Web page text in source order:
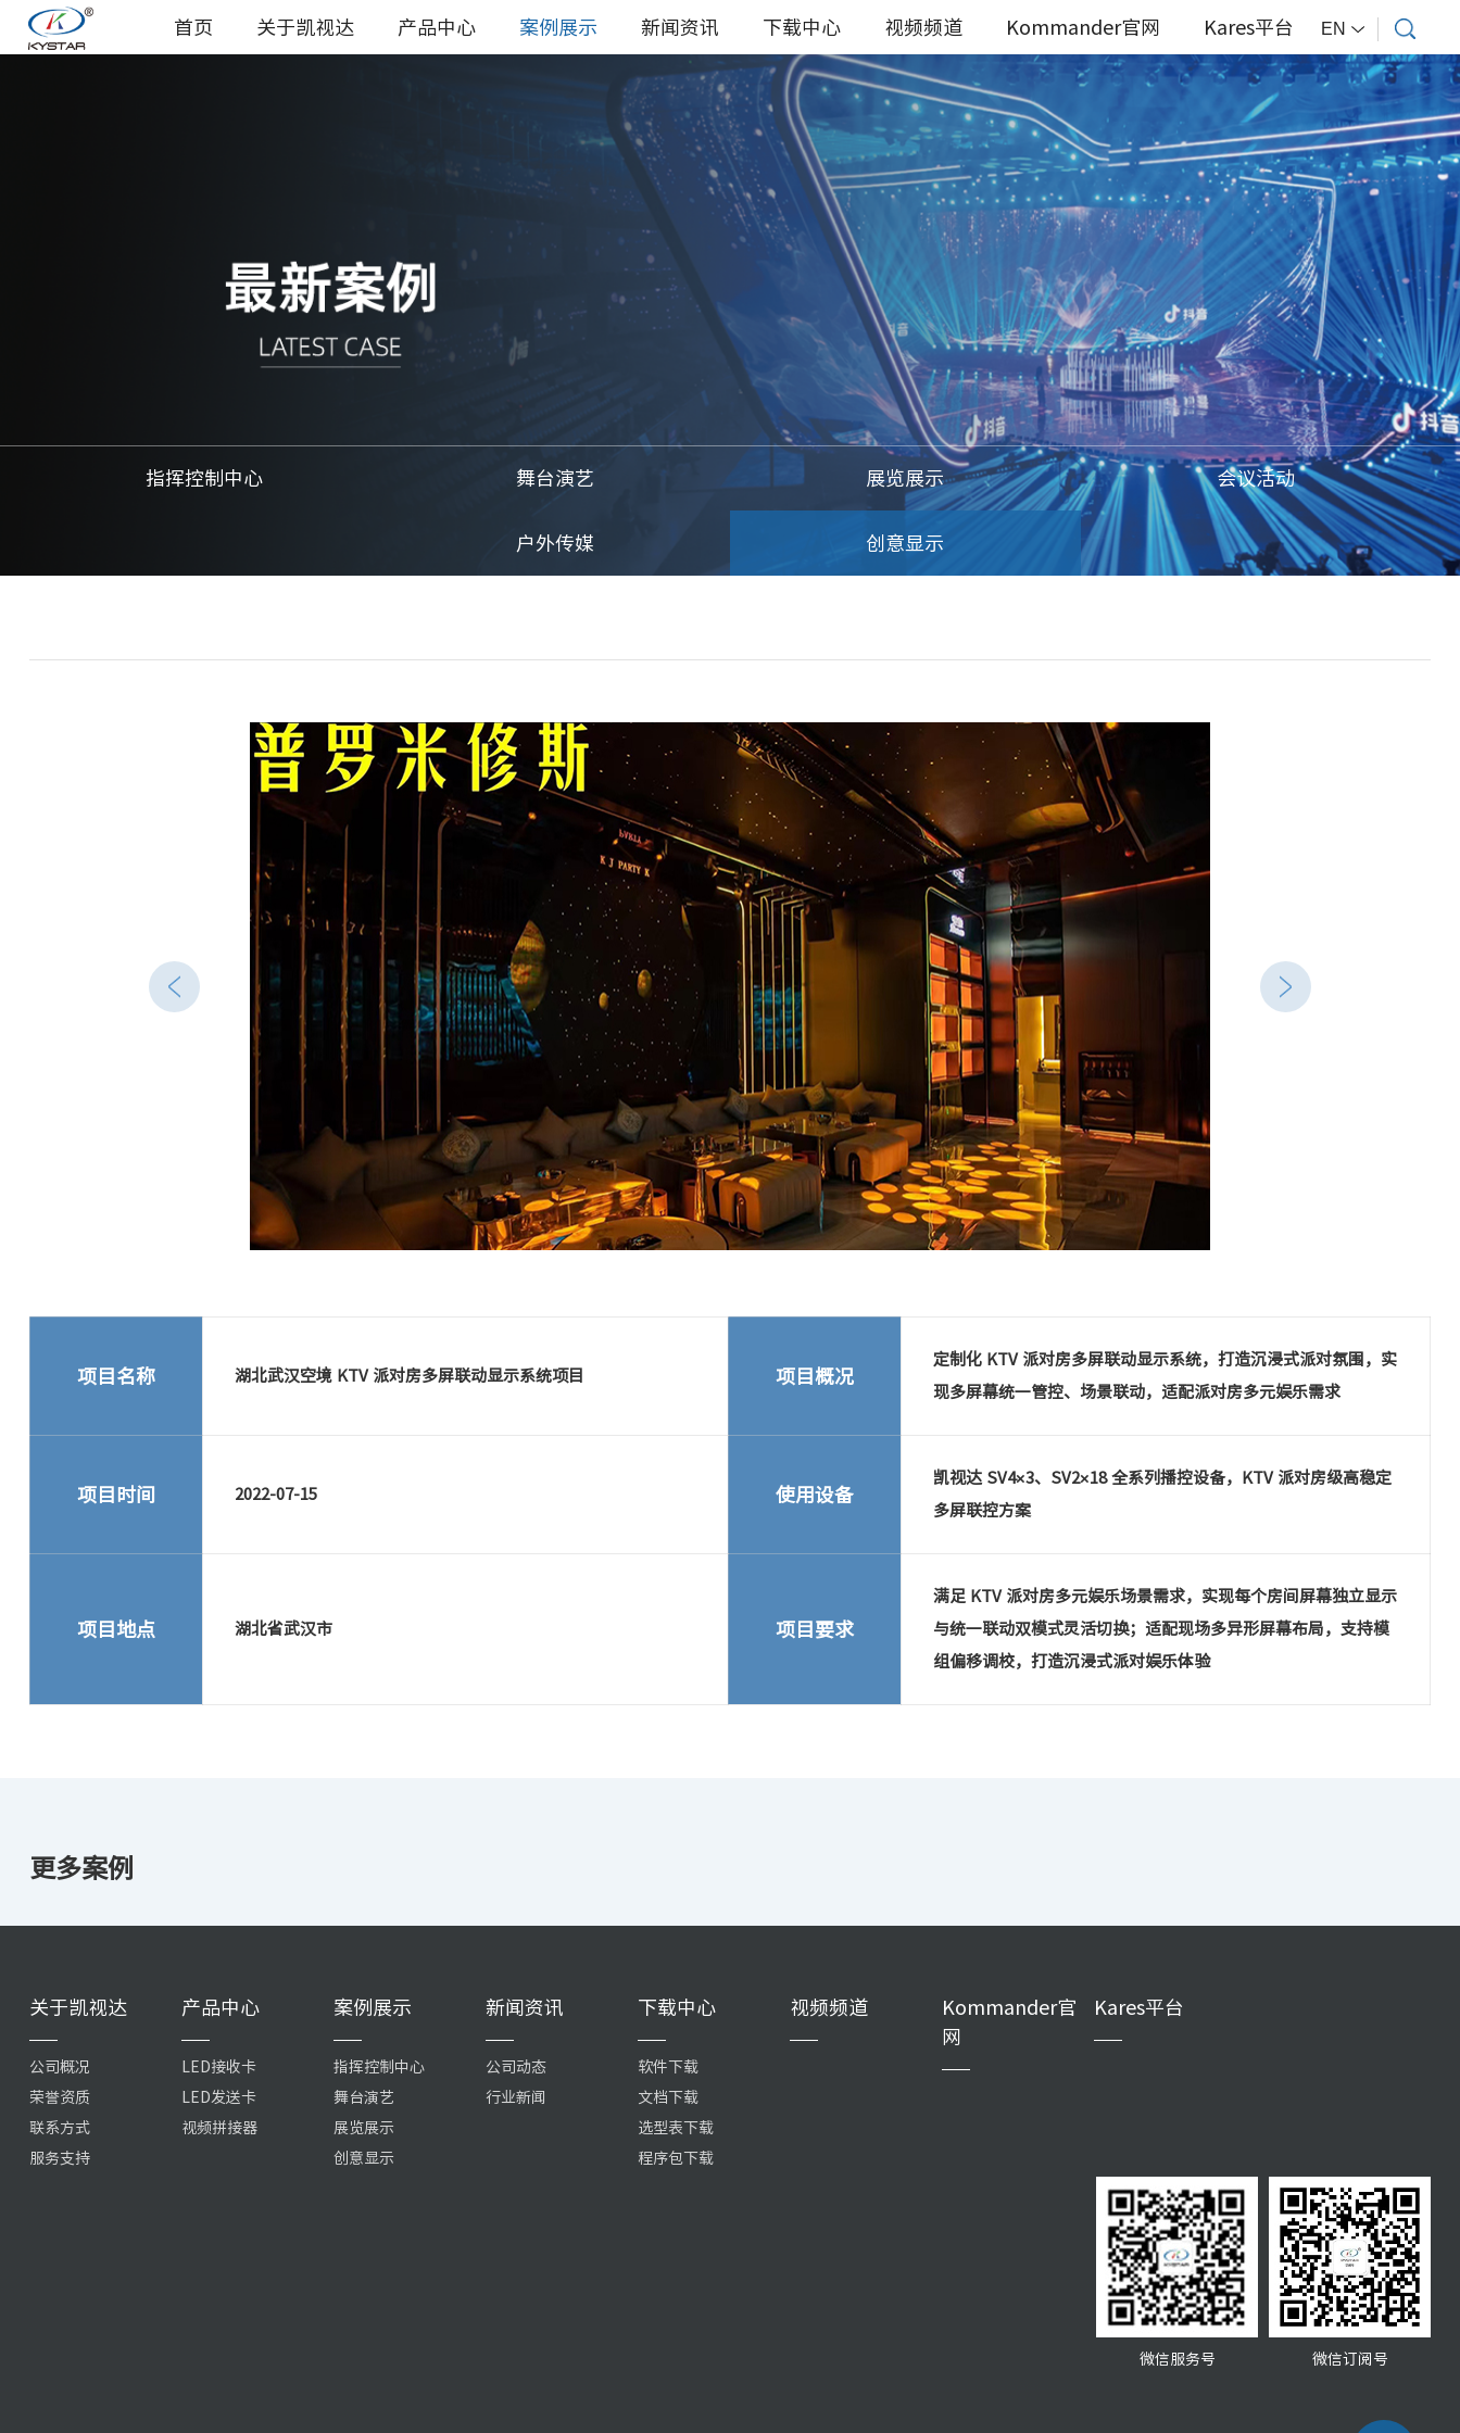
EN
首页 关于凯视达 产品中心 案例展示 新闻资讯 下载中心 视频频道 Kommander官网 Kares平台
指挥控制中心 舞台演艺 展览展示 会议活动
户外传媒 创意显示
Next
项目名称 湖北武汉空境 KTV 派对房多屏联动显示系统项目 项目概况
定制化 KTV 派对房多屏联动显示系统，打造沉浸式派对氛围，实
现多屏幕统一管控、场景联动，适配派对房多元娱乐需求
项目时间 2022-07-15 使用设备
凯视达 SV4×3、SV2×18 全系列播控设备，KTV 派对房级高稳定
多屏联控方案
项目地点 湖北省武汉市 项目要求
满足 KTV 派对房多元娱乐场景需求，实现每个房间屏幕独立显示
与统一联动双模式灵活切换；适配现场多异形屏幕布局，支持模
组偏移调校，打造沉浸式派对娱乐体验
更多案例
关于凯视达
公司概况
荣誉资质
联系方式
服务支持
产品中心
LED接收卡
LED发送卡
视频拼接器
案例展示
指挥控制中心
舞台演艺
展览展示
创意显示
新闻资讯
公司动态
行业新闻
下载中心
软件下载
文档下载
选型表下载
程序包下载
视频频道
Kommander官
网
Kares平台
微信服务号 微信订阅号